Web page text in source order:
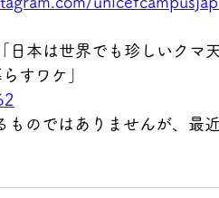
本は世界でも珍しいクマ天
すワケ」
ものではありませんが、最